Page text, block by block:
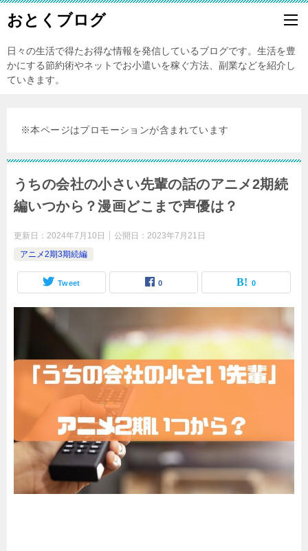
おとくブログ
日々の生活で得たお得な情報を発信しているブログです。生活を豊
かにする節約術やネットでお小遣いを稼ぐ方法、副業などを紹介し
ていきます。
※本ページはプロモーションが含まれています
うちの会社の小さい先輩の話のアニメ2期続
編いつから？漫画どこまで声優は？
更新日： 2024年7月10日 公開日： 2023年7月21日
アニメ2期3期続編
Tweet 0 0